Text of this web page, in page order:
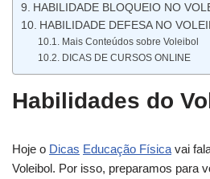
HABILIDADE BLOQUEIO NO
HABILIDADE DEFESA NO
Mais Conteúdos sobre Voleibol
DICAS DE CURSOS ONLINE
Habilidades do
Hoje o Dicas Educação Física vai
Voleibol. Por isso, preparamos para